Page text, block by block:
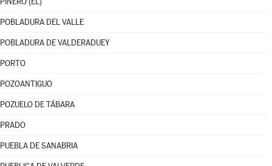
POBLADURA DEL VALLE
POBLADURA DE VALDERADUEY
PORTO
POZOANTIGUO
POZUELO DE TÁBARA
PRADO
PUEBLA DE SANABRIA